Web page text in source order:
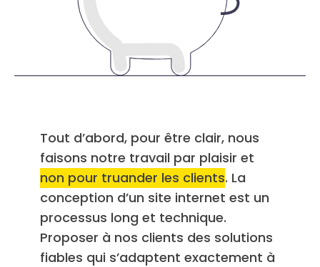
Tout d’abord, pour être clair, nous
faisons notre travail par plaisir et
non pour truander les clients. La
conception d’un site internet est un
processus long et technique.
Proposer à nos clients des solutions
fiables qui s’adaptent exactement à